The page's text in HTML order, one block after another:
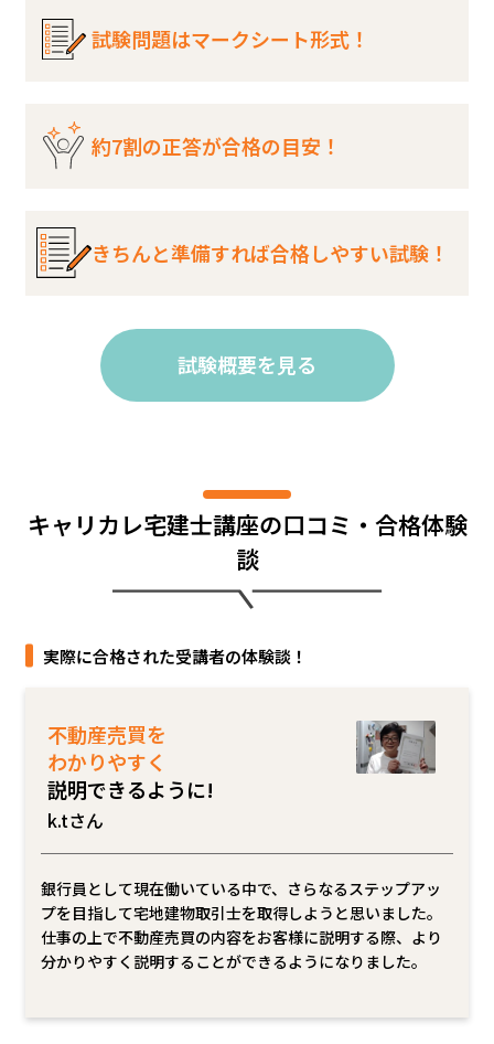
試験問題はマークシート形式！
約7割の正答が合格の目安！
きちんと準備すれば合格しやすい試験！
試験概要を見る
キャリカレ宅建士講座の口コミ・合格体験
談
実際に合格された受講者の体験談！
不動産売買を
わかりやすく
説明できるように!
k.tさん
銀行員として現在働いている中で、さらなるステップアッ
プを目指して宅地建物取引士を取得しようと思いました。
仕事の上で不動産売買の内容をお客様に説明する際、より
分かりやすく説明することができるようになりました。